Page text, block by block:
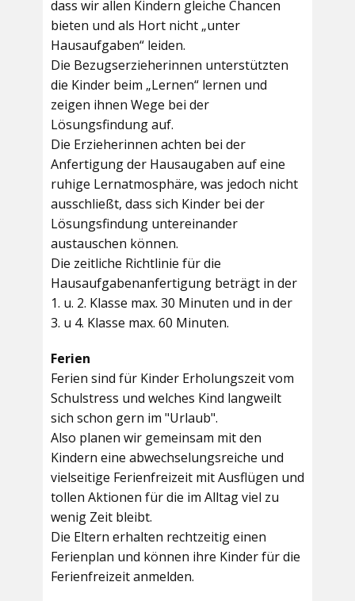
dass wir allen Kindern gleiche Chancen
bieten und als Hort nicht „unter
Hausaufgaben“ leiden.
Die Bezugserzieherinnen unterstützten
die Kinder beim „Lernen“ lernen und
zeigen ihnen Wege bei der
Lösungsfindung auf.
Die Erzieherinnen achten bei der
Anfertigung der Hausaugaben auf eine
ruhige Lernatmosphäre, was jedoch nicht
ausschließt, dass sich Kinder bei der
Lösungsfindung untereinander
austauschen können.
Die zeitliche Richtlinie für die
Hausaufgabenanfertigung beträgt in der
1. u. 2. Klasse max. 30 Minuten und in der
3. u 4. Klasse max. 60 Minuten.
Ferien
Ferien sind für Kinder Erholungszeit vom
Schulstress und welches Kind langweilt
sich schon gern im "Urlaub".
Also planen wir gemeinsam mit den
Kindern eine abwechselungsreiche und
vielseitige Ferienfreizeit mit Ausflügen und
tollen Aktionen für die im Alltag viel zu
wenig Zeit bleibt.
Die Eltern erhalten rechtzeitig einen
Ferienplan und können ihre Kinder für die
Ferienfreizeit anmelden.